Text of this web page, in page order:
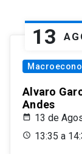
13
Alvaro
Andes
13 de
13:35 a